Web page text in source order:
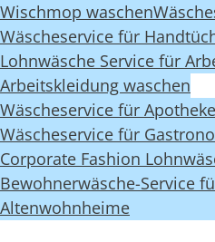
Wischmop waschen
Wäscheservice für
Lohnwäsche Service für
Arbeitskleidung waschen
Wäscheservice für
Wäscheservice für
Corporate Fashion
Bewohnerwäsche-Service
Altenwohnheime